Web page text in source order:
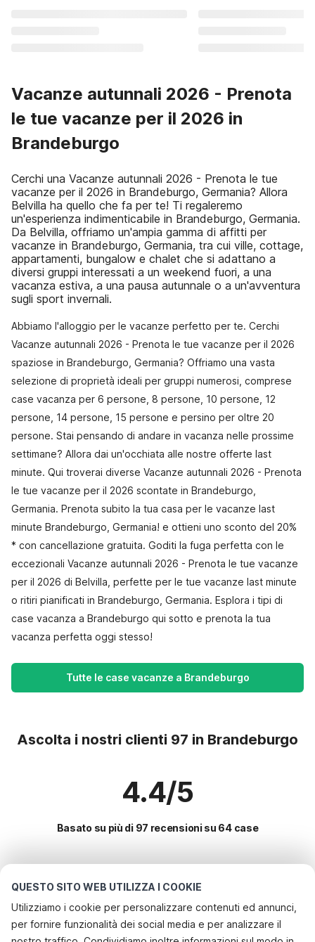
QUESTO SITO WEB UTILIZZA I COOKIE
Utilizziamo i cookie per personalizzare contenuti ed annunci,
per fornire funzionalità dei social media e per analizzare il
Vacanze autunnali 2026 - Prenota
le tue vacanze per il 2026 in
Brandeburgo
Cerchi una Vacanze autunnali 2026 - Prenota le tue
vacanze per il 2026 in Brandeburgo, Germania? Allora
Belvilla ha quello che fa per te! Ti regaleremo
un'esperienza indimenticabile in Brandeburgo, Germania.
Da Belvilla, offriamo un'ampia gamma di affitti per
vacanze in Brandeburgo, Germania, tra cui ville, cottage,
appartamenti, bungalow e chalet che si adattano a
diversi gruppi interessati a un weekend fuori, a una
vacanza estiva, a una pausa autunnale o a un'avventura
sugli sport invernali.
Abbiamo l'alloggio per le vacanze perfetto per te. Cerchi
Vacanze autunnali 2026 - Prenota le tue vacanze per il 2026
spaziose in Brandeburgo, Germania? Offriamo una vasta
selezione di proprietà ideali per gruppi numerosi, comprese
case vacanza per 6 persone, 8 persone, 10 persone, 12
persone, 14 persone, 15 persone e persino per oltre 20
persone. Stai pensando di andare in vacanza nelle prossime
settimane? Allora dai un'occhiata alle nostre offerte last
minute. Qui troverai diverse Vacanze autunnali 2026 - Prenota
le tue vacanze per il 2026 scontate in Brandeburgo,
Germania. Prenota subito la tua casa per le vacanze last
minute Brandeburgo, Germania! e ottieni uno sconto del 20%
* con cancellazione gratuita. Goditi la fuga perfetta con le
eccezionali Vacanze autunnali 2026 - Prenota le tue vacanze
per il 2026 di Belvilla, perfette per le tue vacanze last minute
o ritiri pianificati in Brandeburgo, Germania. Esplora i tipi di
case vacanza a Brandeburgo qui sotto e prenota la tua
vacanza perfetta oggi stesso!
Tutte le case vacanze a Brandeburgo
Ascolta i nostri clienti 97 in Brandeburgo
4.4/5
Basato su più di 97 recensioni su 64 case
Le destinazioni più popolari per le
vacanze
Servizi più popolari per le vacanze in Brandeburgo